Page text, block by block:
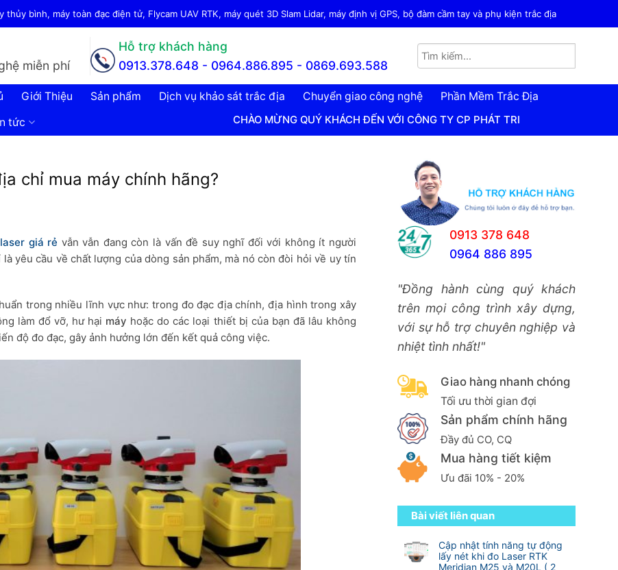
thủy bình, máy toàn đạc điện tử, Flycam UAV RTK, máy quét 3D Slam Lidar, máy định vị GPS, bộ đàm cầm tay và phụ kiện trắc địa
miễn phí
Hỗ trợ khách hàng
0913.378.648 - 0964.886.895 - 0869.693.588
Giới Thiệu Sản phẩm Dịch vụ khảo sát trắc địa Chuyển giao công nghệ
Phần Mềm Trắc Địa
tức
CHÀO MỪNG QUÝ KHÁCH ĐẾN VỚI CÔNG TY CP PHÁT TRIỂN CÔNG NGHỆ TRẮC ĐỊA VIỆT
chỉ mua máy chính hãng?
giá rẻ vẫn vẫn đang còn là vấn đề suy nghĩ đối với không ít người
là yêu cầu về chất lượng của dòng sản phẩm, mà nó còn đòi hỏi về uy tín
trong nhiều lĩnh vực như: trong đo đạc địa chính, địa hình trong xây
làm đổ vỡ, hư hại máy hoặc do các loại thiết bị của bạn đã lâu không
độ đo đạc, gây ảnh hưởng lớn đến kết quả công việc.
0913 378 648
0964 886 895
"Đồng hành cùng quý khách
trên mọi công trình xây dựng,
với sự hỗ trợ chuyên nghiệp và
nhiệt tình nhất!"
Giao hàng nhanh chóng
Tối ưu thời gian đợi
Sản phẩm chính hãng
Đầy đủ CO, CQ
Mua hàng tiết kiệm
Ưu đãi 10% - 20%
Bài viết liên quan
Cập nhật tính năng tự động
lấy nét khi đo Laser RTK
Meridian M25 và M20L ( 2